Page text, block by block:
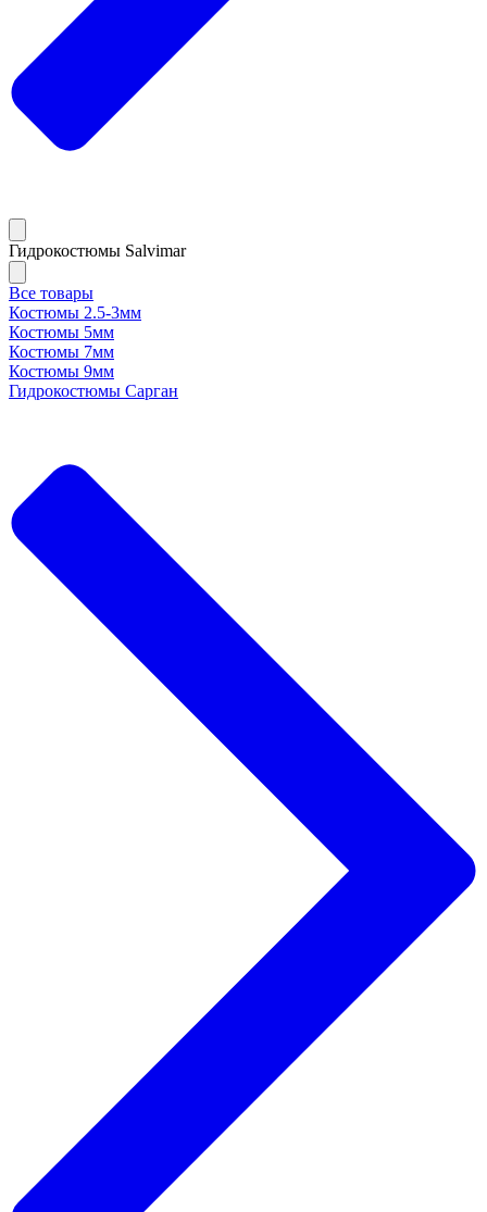
Гидрокостюмы Salvimar
Все товары
Костюмы 2.5-3мм
Костюмы 5мм
Костюмы 7мм
Костюмы 9мм
Гидрокостюмы Сарган